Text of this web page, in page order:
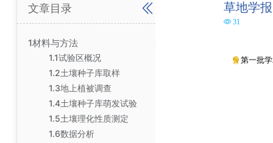
文章目录
1材料与方法
1.1试验区概况
1.2土壤种子库取样
1.3地上植被调查
1.4土壤种子库萌发试验
1.5土壤理化性质测定
1.6数据分析
草地学报
31
第一批